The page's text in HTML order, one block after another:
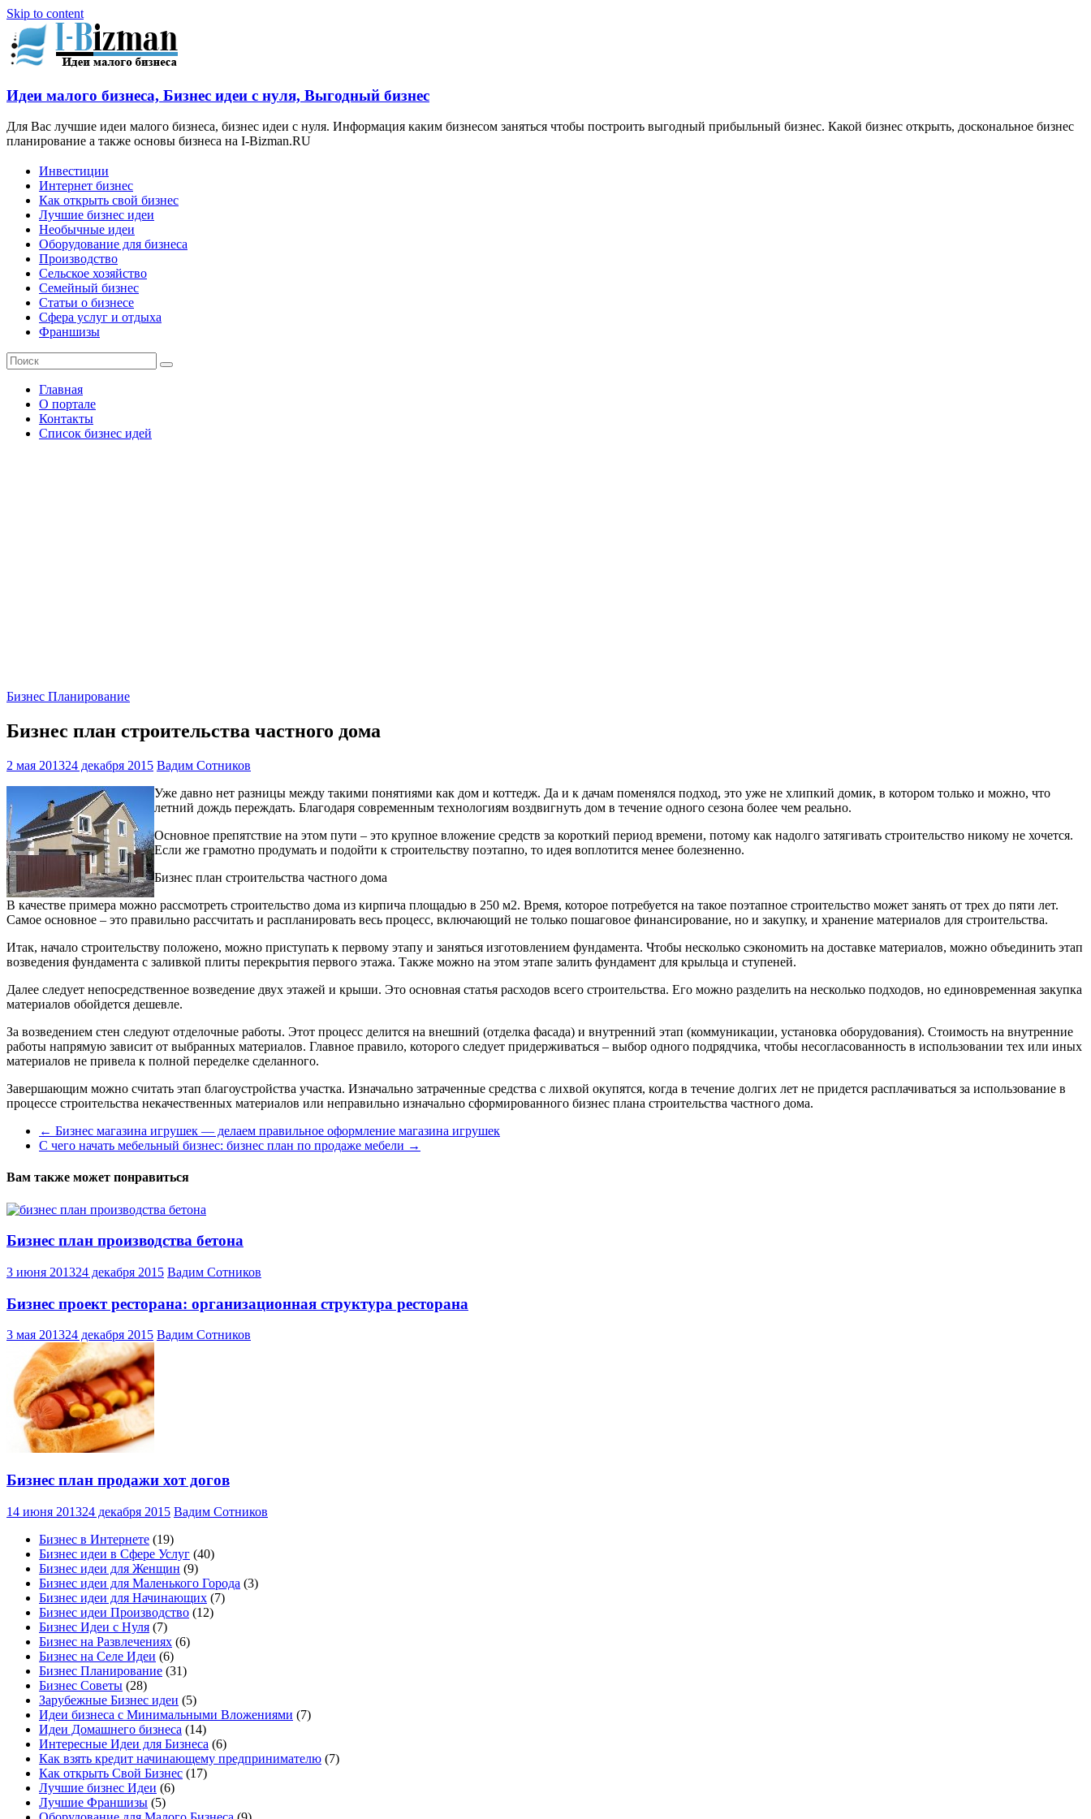
Skip to content
Идеи малого бизнеса, Бизнес идеи с нуля, Выгодный бизнес
Для Вас лучшие идеи малого бизнеса, бизнес идеи с нуля. Информация каким бизнесом заняться чтобы построить выгодный прибыльный бизнес. Какой бизнес открыть, доскональное бизнес
планирование а также основы бизнеса на I-Bizman.RU
Инвестиции
Интернет бизнес
Как открыть свой бизнес
Лучшие бизнес идеи
Необычные идеи
Оборудование для бизнеса
Производство
Сельское хозяйство
Семейный бизнес
Статьи о бизнесе
Сфера услуг и отдыха
Франшизы
Главная
О портале
Контакты
Список бизнес идей
Бизнес Планирование
Бизнес план строительства частного дома
2 мая 201324 декабря 2015 Вадим Сотников
Уже давно нет разницы между такими понятиями как дом и коттедж. Да и к дачам поменялся подход, это уже не хлипкий домик, в котором только и можно, что
летний дождь переждать. Благодаря современным технологиям воздвигнуть дом в течение одного сезона более чем реально.
Основное препятствие на этом пути – это крупное вложение средств за короткий период времени, потому как надолго затягивать строительство никому не хочется.
Если же грамотно продумать и подойти к строительству поэтапно, то идея воплотится менее болезненно.
Бизнес план строительства частного дома
В качестве примера можно рассмотреть строительство дома из кирпича площадью в 250 м2. Время, которое потребуется на такое поэтапное строительство может занять от трех до пяти лет.
Самое основное – это правильно рассчитать и распланировать весь процесс, включающий не только пошаговое финансирование, но и закупку, и хранение материалов для строительства.
Итак, начало строительству положено, можно приступать к первому этапу и заняться изготовлением фундамента. Чтобы несколько сэкономить на доставке материалов, можно объединить этап
возведения фундамента с заливкой плиты перекрытия первого этажа. Также можно на этом этапе залить фундамент для крыльца и ступеней.
Далее следует непосредственное возведение двух этажей и крыши. Это основная статья расходов всего строительства. Его можно разделить на несколько подходов, но единовременная закупка
материалов обойдется дешевле.
За возведением стен следуют отделочные работы. Этот процесс делится на внешний (отделка фасада) и внутренний этап (коммуникации, установка оборудования). Стоимость на внутренние
работы напрямую зависит от выбранных материалов. Главное правило, которого следует придерживаться – выбор одного подрядчика, чтобы несогласованность в использовании тех или иных
материалов не привела к полной переделке сделанного.
Завершающим можно считать этап благоустройства участка. Изначально затраченные средства с лихвой окупятся, когда в течение долгих лет не придется расплачиваться за использование в
процессе строительства некачественных материалов или неправильно изначально сформированного бизнес плана строительства частного дома.
← Бизнес магазина игрушек — делаем правильное оформление магазина игрушек
С чего начать мебельный бизнес: бизнес план по продаже мебели →
Вам также может понравиться
Бизнес план производства бетона
3 июня 201324 декабря 2015 Вадим Сотников
Бизнес проект ресторана: организационная структура ресторана
3 мая 201324 декабря 2015 Вадим Сотников
Бизнес план продажи хот догов
14 июня 201324 декабря 2015 Вадим Сотников
Бизнес в Интернете (19)
Бизнес идеи в Сфере Услуг (40)
Бизнес идеи для Женщин (9)
Бизнес идеи для Маленького Города (3)
Бизнес идеи для Начинающих (7)
Бизнес идеи Производство (12)
Бизнес Идеи с Нуля (7)
Бизнес на Развлечениях (6)
Бизнес на Селе Идеи (6)
Бизнес Планирование (31)
Бизнес Советы (28)
Зарубежные Бизнес идеи (5)
Идеи бизнеса с Минимальными Вложениями (7)
Идеи Домашнего бизнеса (14)
Интересные Идеи для Бизнеса (6)
Как взять кредит начинающему предпринимателю (7)
Как открыть Свой Бизнес (17)
Лучшие бизнес Идеи (6)
Лучшие Франшизы (5)